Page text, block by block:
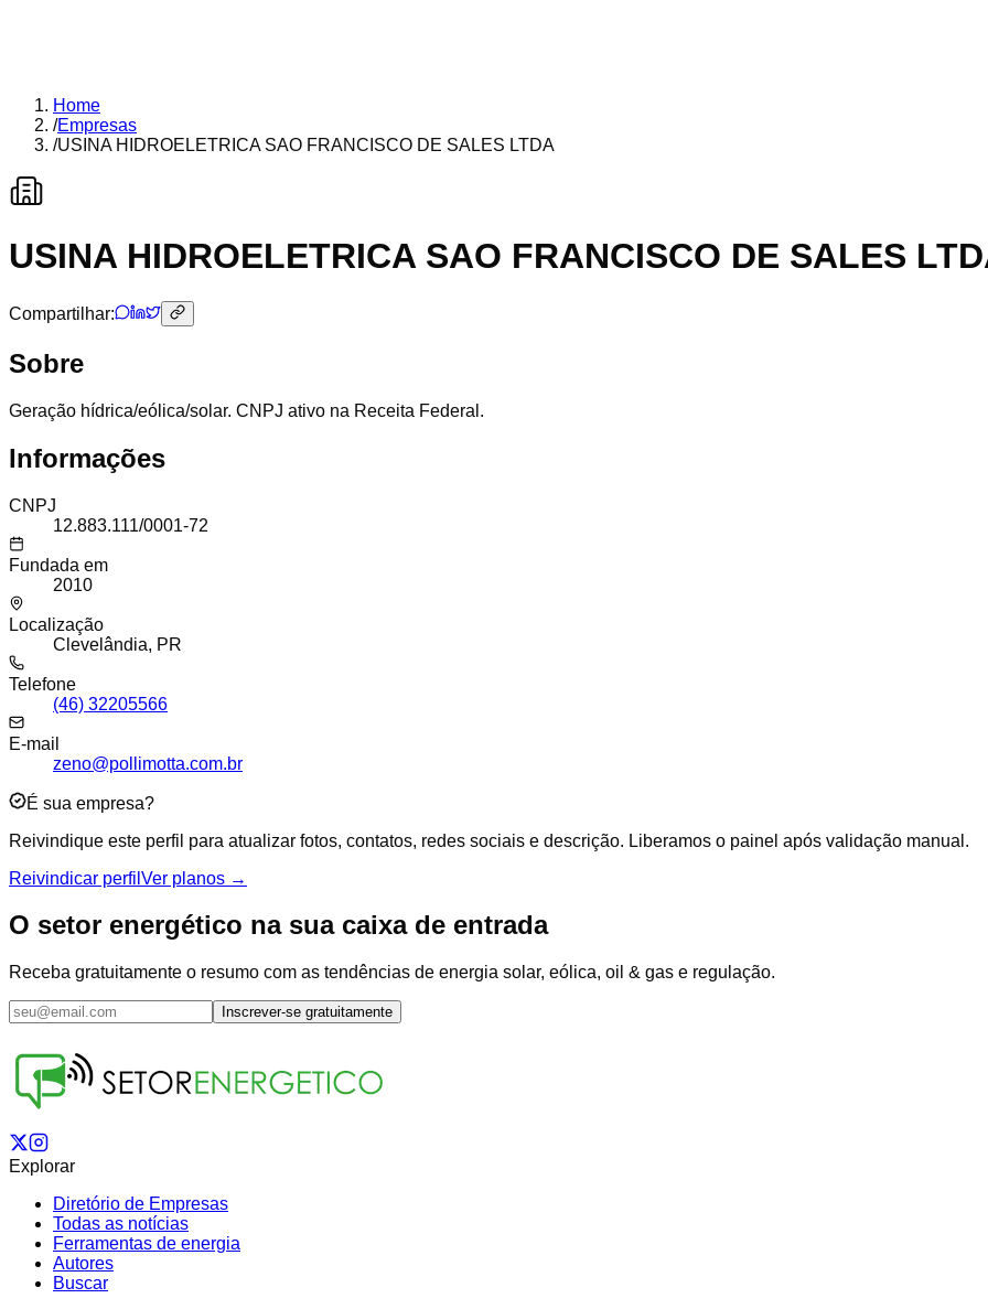
Home
/Empresas
/USINA HIDROELETRICA SAO FRANCISCO DE SALES LTDA
USINA HIDROELETRICA SAO FRANCISCO DE SALES
Compartilhar:
Sobre
Geração hídrica/eólica/solar. CNPJ ativo na Receita Federal.
Informações
CNPJ
12.883.111/0001-72
Fundada em
2010
Localização
Clevelândia, PR
Telefone
(46) 32205566
E-mail
zeno@pollimotta.com.br
É sua empresa?
Reivindique este perfil para atualizar fotos, contatos, redes sociais e descrição. Liberamos o painel após validação manual.
Reivindicar perfil Ver planos →
O setor energético na sua caixa de entrada
Receba gratuitamente o resumo com as tendências de energia solar, eólica, oil & gas e regulação.
Inscrever-se gratuitamente
Explorar
Diretório de Empresas
Todas as notícias
Ferramentas de energia
Autores
Buscar